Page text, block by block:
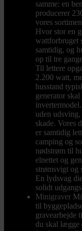
samme: en
producerer
vores
Hvor stor en
wattforbruget
samtidig, og
op til tre
Til lettere
2.200 watt,
husstand
generator
uden
skade. Vores
er samtidig
camping og
nødstrøm til
elnettet og
strømsvigt og
En lydsvag
solidt
Minigraver
til
gravearbejde
du skal lægge